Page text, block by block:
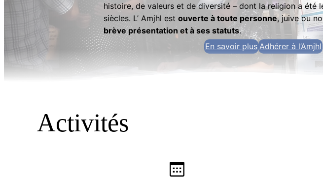
histoire, de valeurs et de diversité – dont la religion a été
siècles. L’ Amjhl est ouverte à toute personne, juive ou
brève présentation et à ses statuts.
En savoir plus Adhérer à l’Amjhl
Activités